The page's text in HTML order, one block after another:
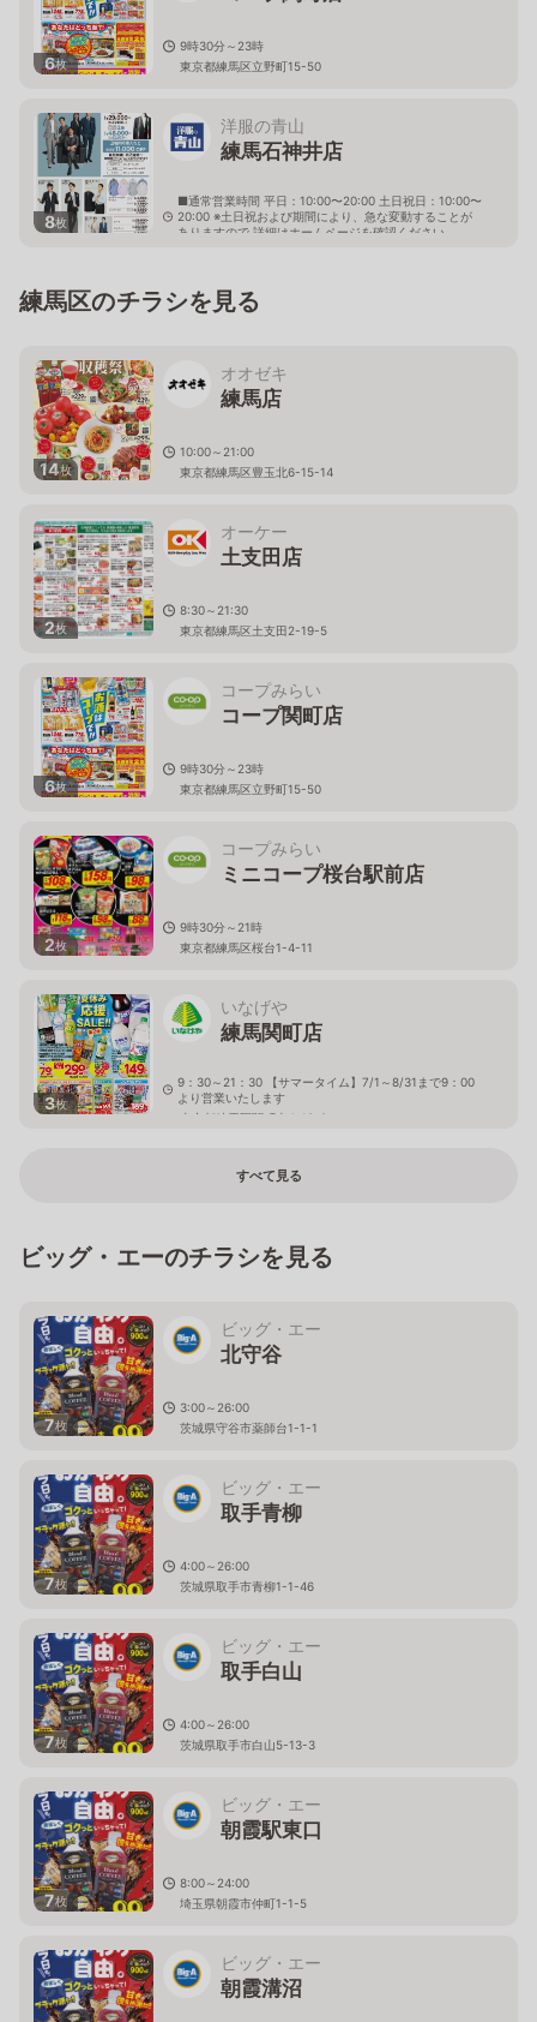
6枚
9時30分～23時
東京都練馬区立野町15-50
8枚
洋服の青山
練馬石神井店
■通常営業時間 平日：10:00〜20:00 土日祝日：10:00〜
20:00 ※土日祝および期間により、急な変動することが
ありますので 詳細はホームページを確認ください
練馬区のチラシを見る
14枚
オオゼキ
練馬店
10:00～21:00
東京都練馬区豊玉北6-15-14
2枚
オーケー
土支田店
8:30～21:30
東京都練馬区土支田2-19-5
6枚
コープみらい
コープ関町店
9時30分～23時
東京都練馬区立野町15-50
2枚
コープみらい
ミニコープ桜台駅前店
9時30分～21時
東京都練馬区桜台1-4-11
3枚
いなげや
練馬関町店
9：30～21：30 【サマータイム】7/1～8/31まで9：00
より営業いたします
東京都練馬区関町南4-19-8
すべて見る
ビッグ・エーのチラシを見る
7枚
ビッグ・エー
北守谷
3:00～26:00
茨城県守谷市薬師台1-1-1
7枚
ビッグ・エー
取手青柳
4:00～26:00
茨城県取手市青柳1-1-46
7枚
ビッグ・エー
取手白山
4:00～26:00
茨城県取手市白山5-13-3
7枚
ビッグ・エー
朝霞駅東口
8:00～24:00
埼玉県朝霞市仲町1-1-5
ビッグ・エー
朝霞溝沼